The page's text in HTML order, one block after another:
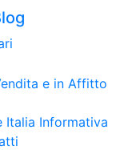
Italia Informativa